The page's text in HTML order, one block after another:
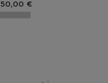
50,00 €